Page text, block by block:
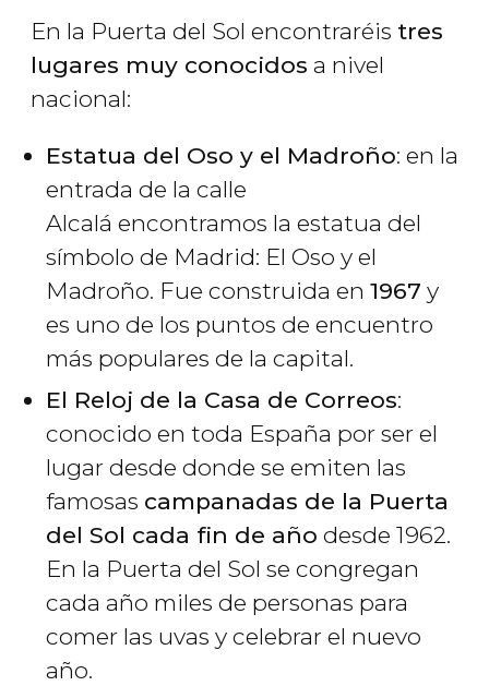
En la Puerta del Sol encontraréis tres
lugares muy conocidos a nivel
nacional:
Estatua del Oso y el Madroño: en la
entrada de la calle
Alcalá encontramos la estatua del
símbolo de Madrid: El Oso y el
Madroño. Fue construida en 1967 y
es uno de los puntos de encuentro
más populares de la capital.
El Reloj de la Casa de Correos:
conocido en toda España por ser el
lugar desde donde se emiten las
famosas campanadas de la Puerta
del Sol cada fin de año desde 1962.
En la Puerta del Sol se congregan
cada año miles de personas para
comer las uvas y celebrar el nuevo
año.